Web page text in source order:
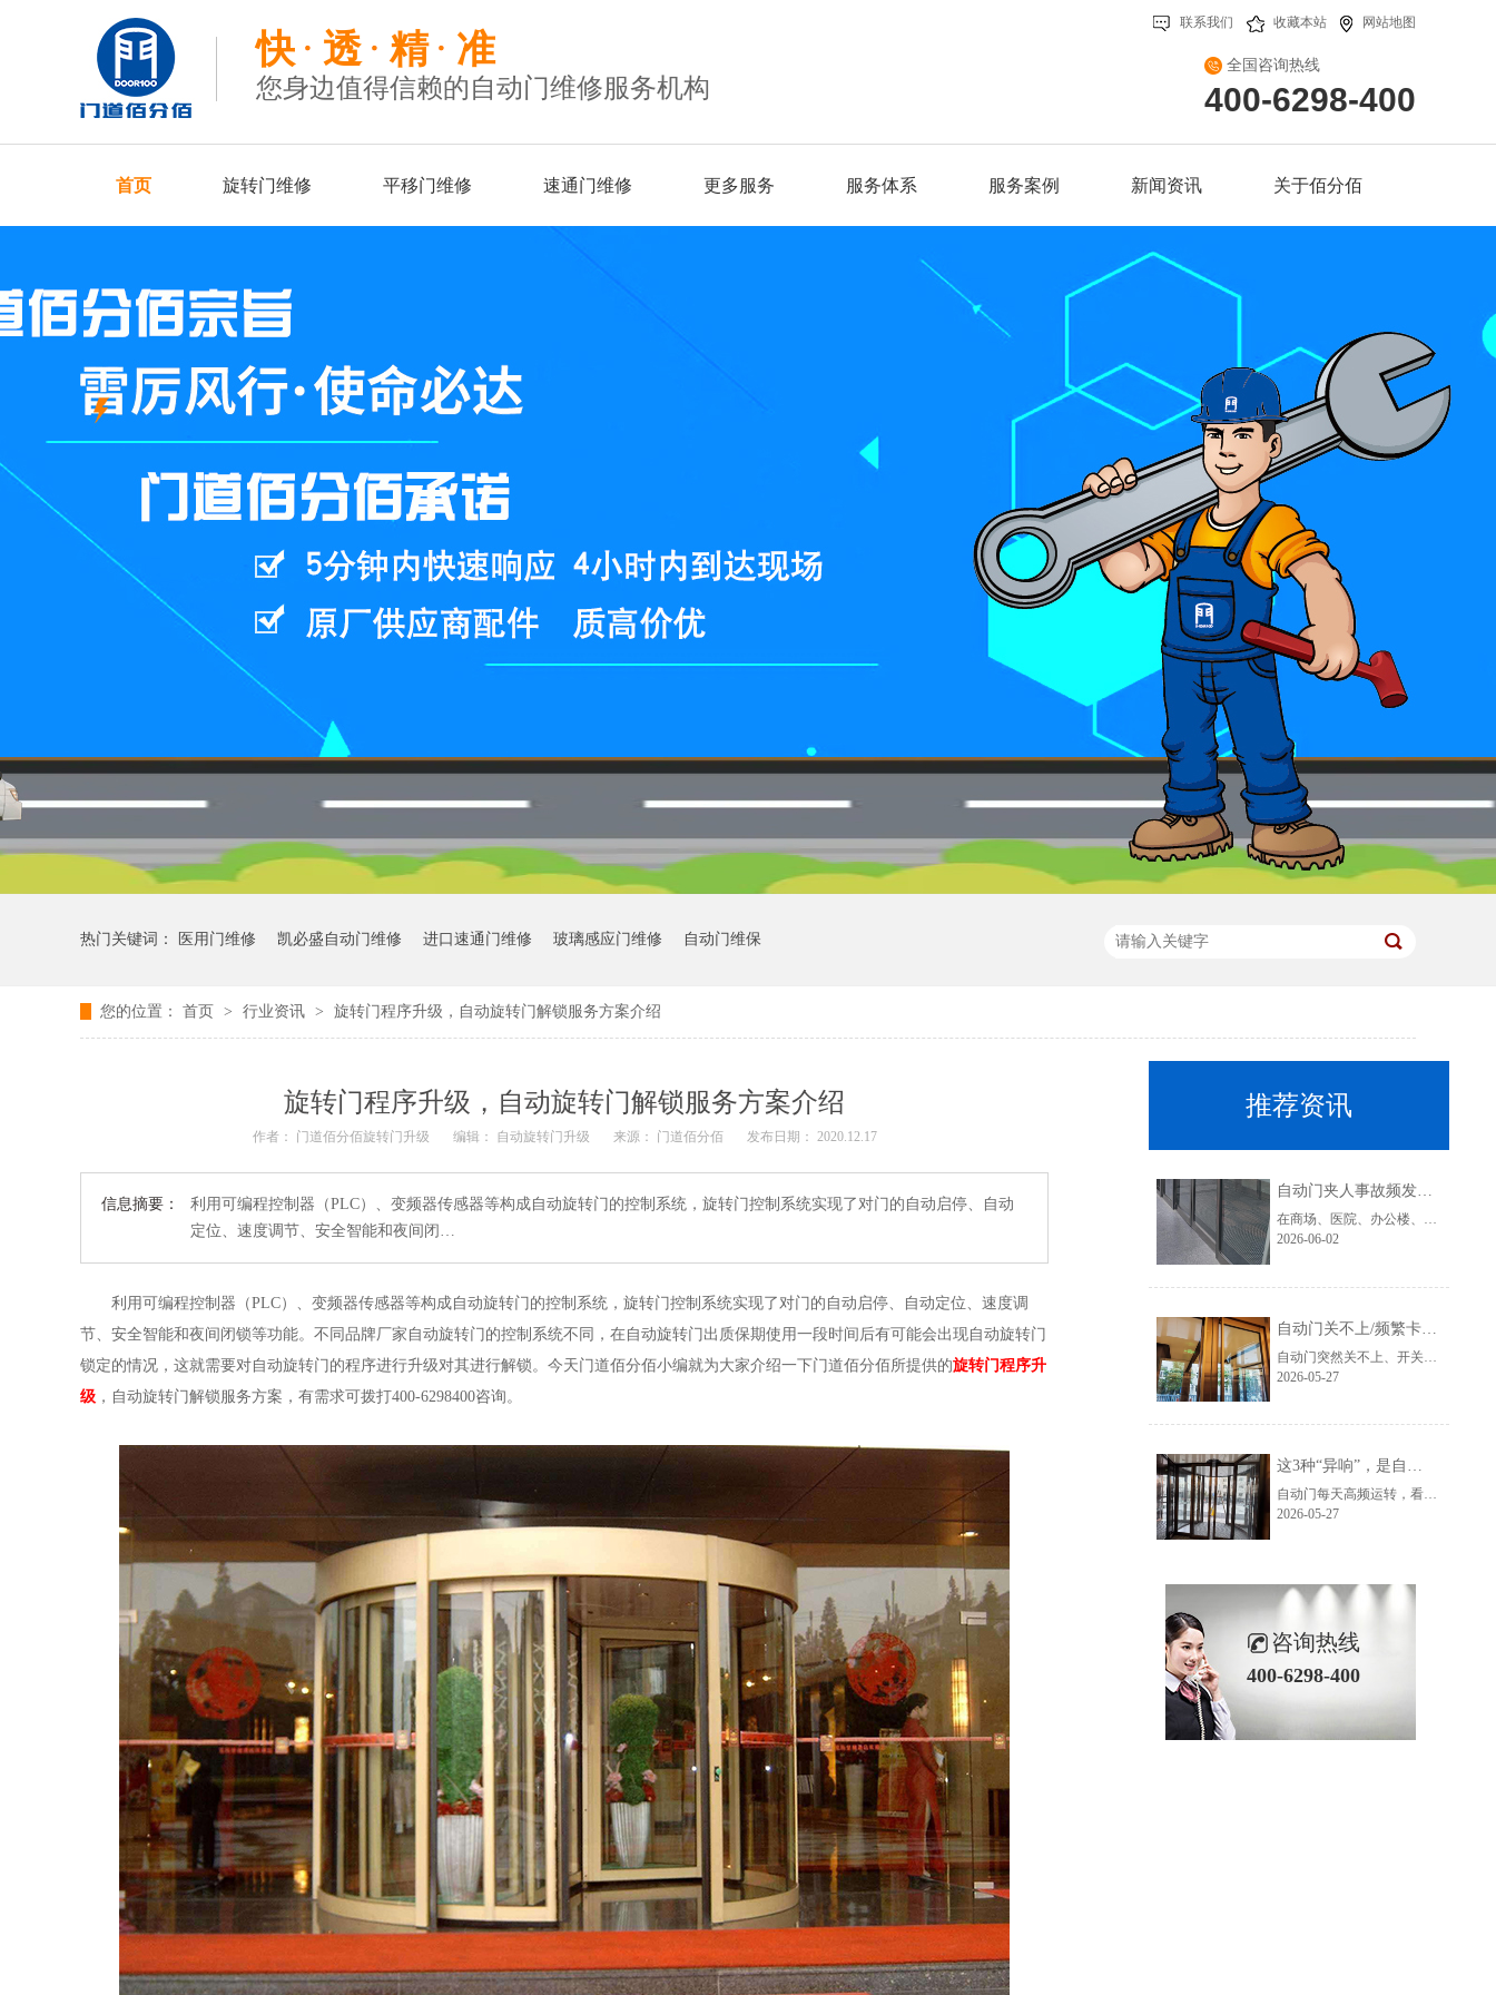
联系我们 收藏本站 网站地图
全国咨询热线
400-6298-400
快 透 精 准
您身边值得信赖的自动门维修服务机构
首页 旋转门维修 平移门维修 速通门维修 更多服务 服务体系 服务案例 新闻资讯 关于佰分佰
热门关键词： 医用门维修 凯必盛自动门维修 进口速通门维修 玻璃感应门维修 自动门维保
您的位置： 首页 > 行业资讯 > 旋转门程序升级，自动旋转门解锁服务方案介绍
旋转门程序升级，自动旋转门解锁服务方案介绍
作者： 门道佰分佰旋转门升级 编辑： 自动旋转门升级 来源： 门道佰分佰 发布日期： 2020.12.17
信息摘要：
利用可编程控制器（PLC）、变频器传感器等构成自动旋转门的控制系统，旋转门控制系统实现了对门的自动启停、自动
定位、速度调节、安全智能和夜间闭…
利用可编程控制器（PLC）、变频器传感器等构成自动旋转门的控制系统，旋转门控制系统实现了对门的自动启停、自动定位、速度调
节、安全智能和夜间闭锁等功能。不同品牌厂家自动旋转门的控制系统不同，在自动旋转门出质保期使用一段时间后有可能会出现自动旋转门
锁定的情况，这就需要对自动旋转门的程序进行升级对其进行解锁。今天门道佰分佰小编就为大家介绍一下门道佰分佰所提供的旋转门程序升
级 ，自动旋转门解锁服务方案，有需求可拨打400-6298400咨询。
推荐资讯
自动门夹人事故频发？这2个防夹感应器，再忙也要每个月检查一次！
在商场、医院、办公楼、酒店以及地铁站等公共场所，自动门早已成为标配设施。它不仅提升了通行效率，也改善了整体环境体验。然而，近年来自动门夹人、撞人事故却时有发生，尤其是老人、儿童以及行动不便人士，更容易成为事故受害者。
2026-06-02
2026-05-27
这3种“异响”，是自动门电机罢工前的最后警告！
自动门每天高频运转，看似稳定，其实很多故障在彻底停机之前，都会提前发出“求救信号”。尤其是自动门电机，一旦出现异常异响，却被长期忽视，很可能导致整套门禁系统瘫痪，影响商场、医院、办公楼等场所正常运营。
2026-05-27
咨询热线
400-6298-400